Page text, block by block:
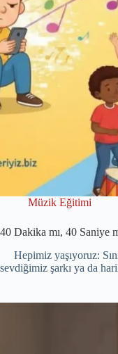
Müzik Eğitimi
40 Dakika mı, 40 Saniye
Hepimiz yaşıyoruz:
sevdiğimiz şarkı ya da